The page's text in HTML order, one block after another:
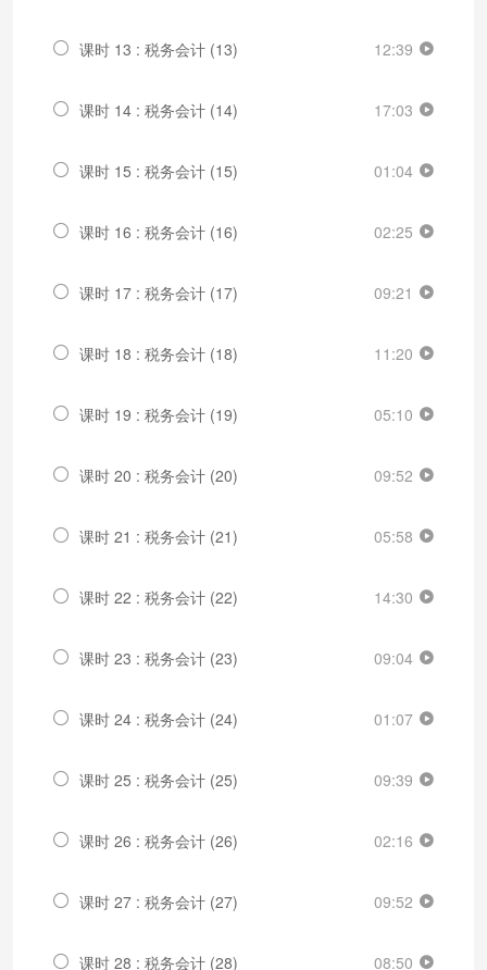
课时 13 : 税务会计 (13) 12:39
课时 14 : 税务会计 (14) 17:03
课时 15 : 税务会计 (15) 01:04
课时 16 : 税务会计 (16) 02:25
课时 17 : 税务会计 (17) 09:21
课时 18 : 税务会计 (18) 11:20
课时 19 : 税务会计 (19) 05:10
课时 20 : 税务会计 (20) 09:52
课时 21 : 税务会计 (21) 05:58
课时 22 : 税务会计 (22) 14:30
课时 23 : 税务会计 (23) 09:04
课时 24 : 税务会计 (24) 01:07
课时 25 : 税务会计 (25) 09:39
课时 26 : 税务会计 (26) 02:16
课时 27 : 税务会计 (27) 09:52
课时 28 : 税务会计 (28) 08:50